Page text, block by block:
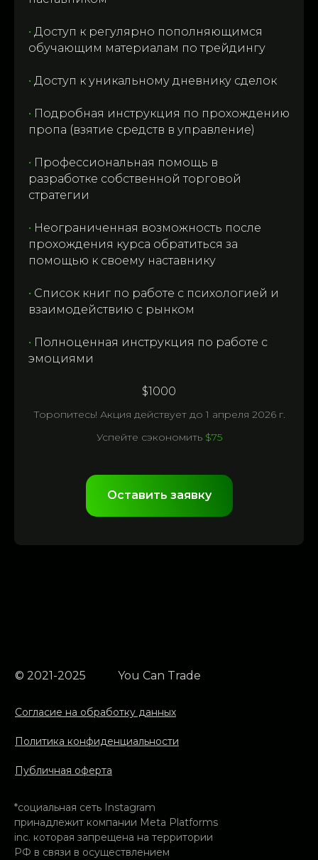
• Доступ к регулярно пополняющимся
обучающим материалам по трейдингу
• Доступ к уникальному дневнику сделок
• Подробная инструкция по прохождению
пропа (взятие средств в управление)
• Профессиональная помощь в
разработке собственной торговой
стратегии
• Неограниченная возможность после
прохождения курса обратиться за
помощью к своему наставнику
• Список книг по работе с психологией и
взаимодействию с рынком
• Полноценная инструкция по работе с
эмоциями
$1000
Торопитесь! Акция действует до 1 апреля 2026 г.
Успейте сэкономить $75
Оставить заявку
© 2021-2025 You Can Trade
Согласие на обработку данных
Политика конфиденциальности
*социальная сеть Instagram
принадлежит компании Meta Platforms
inc. которая запрещена на территории
РФ в связи в осуществлением
Публичная оферта